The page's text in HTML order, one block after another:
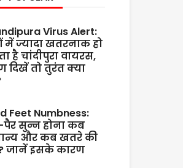
Virus Alert:
में ज्यादा खतरनाक हो
है चांदीपुरा वायरस,
दिखें तो तुरंत क्या
Feet Numbness:
पैर सुन्न होना कब
और कब खतरे की
जानें इसके कारण